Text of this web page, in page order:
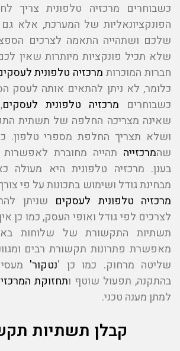
כשבוחרים מרכזיה טלפונית צריך
הפונקציונאליות של המערכת, אלא
שלכם ושתהייה התאמה לצרכים
שלא תכיל פונקציות מיותרות שאין
חברות המוכרות מרכזיה טלפונית
כלומר, לא ניתן להתאים אותה לעסק
כשבוחרים מרכזיה טלפונית לעסקים
שאינה מצריכה החלפה של תשתית
ושלא תצריך החלפת מספרי טלפון.
שהמרכזייה תהייה מחוברת לאפשרות
בענן. מרכזיה טלפונית היא מעולה
מבחינת גודל ושימוש בתכונות על פי
מרכזיה טלפונית לעסקים שניתן
לצרכים לפי גודל ואופי העסק, כמו כן
תשתיות התקשורת של שלוחות
מאפשרת פתרונות תקשורת רבים
שליטה מרחוק. כמו כן 'נטקור'
בהתקנה, תפעול שוטף ותחזוקת
למתן מענה טכני.
קבלן תשתיות